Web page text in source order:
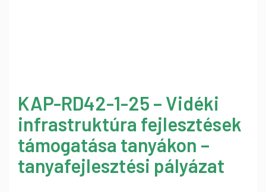
KAP-RD42-1-25 – Vidéki
infrastruktúra fejlesztések
támogatása tanyákon –
tanyafejlesztési pályázat